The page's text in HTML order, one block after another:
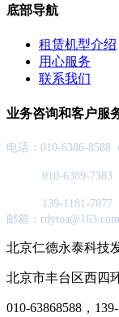
底部导航
租赁机型介绍
用心服务
联系我们
业务咨询和客户服
电话：010-6386-8588
010-6389-7383
139-1181-7077
邮箱：rdytoa@163.com
北京仁德永泰科技
北京市丰台区西四
010-63868588，